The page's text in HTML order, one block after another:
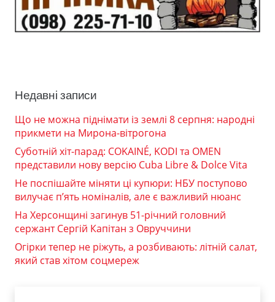
Недавні записи
Що не можна піднімати із землі 8 серпня: народні
прикмети на Мирона-вітрогона
Суботній хіт-парад: COKAINÉ, KODI та OMEN
представили нову версію Cuba Libre & Dolce Vita
Не поспішайте міняти ці купюри: НБУ поступово
вилучає п’ять номіналів, але є важливий нюанс
На Херсонщині загинув 51-річний головний
сержант Сергій Капітан з Овруччини
Огірки тепер не ріжуть, а розбивають: літній салат,
який став хітом соцмереж